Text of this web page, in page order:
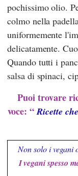
pochissimo olio.
colmo nella
uniformemente
delicatamente.
Quando tutti i
salsa di spinaci,
Puoi trovare
voce: “Ricette
Non solo i vegani
I vegani spesso